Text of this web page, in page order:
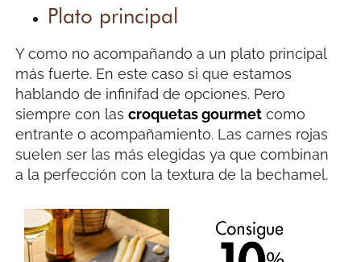
Plato principal
Y como no acompañando a un plato principal
más fuerte. En este caso si que estamos
hablando de infinifad de opciones. Pero
siempre con lascroquetas gourmet como
entrante o acompañamiento. Las carnes rojas
suelen ser las más elegidas ya que combinan
a la perfección con la textura de la bechamel.